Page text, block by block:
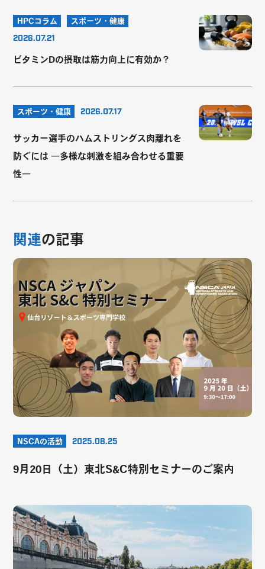
HPCコラム スポーツ・健康
2026.07.21
ビタミンDの摂取は筋力向上に有効か？
スポーツ・健康 2026.07.17
サッカー選手のハムストリングス肉離れを
防ぐには ―多様な刺激を組み合わせる重要
性―
関連の記事
NSCAの活動 2025.08.25
9月20日（土）東北S&C特別セミナーのご案内